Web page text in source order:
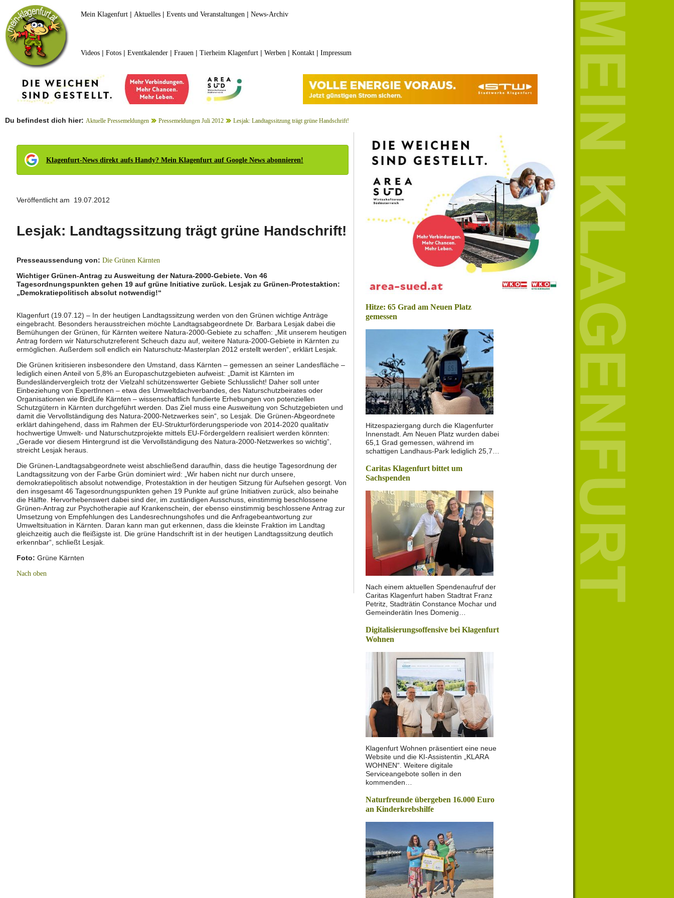
Mein Klagenfurt| Aktuelles| Events und Veranstaltungen | News-Archiv
Videos| Fotos| Eventkalender| Frauen | Tierheim Klagenfurt| Werben | Kontakt| Impressum
Du befindest dich hier: Aktuelle Pressemeldungen Pressemeldungen Juli 2012 Lesjak: Landtagssitzung trägt grüne Handschrift!
Klagenfurt-News direkt aufs Handy? Mein Klagenfurt auf Google News abonnieren!
Veröffentlicht am 19.07.2012
Lesjak: Landtagssitzung trägt grüne Handschrift!
Presseaussendung von: Die Grünen Kärnten
Wichtiger Grünen-Antrag zu Ausweitung der Natura-2000-Gebiete. Von 46
Tagesordnungspunkten gehen 19 auf grüne Initiative zurück. Lesjak zu Grünen-Protestaktion:
„Demokratiepolitisch absolut notwendig!“
Klagenfurt (19.07.12) – In der heutigen Landtagssitzung werden von den Grünen wichtige Anträge
eingebracht. Besonders herausstreichen möchte Landtagsabgeordnete Dr. Barbara Lesjak dabei die
Bemühungen der Grünen, für Kärnten weitere Natura-2000-Gebiete zu schaffen: „Mit unserem heutigen
Antrag fordern wir Naturschutzreferent Scheuch dazu auf, weitere Natura-2000-Gebiete in Kärnten zu
ermöglichen. Außerdem soll endlich ein Naturschutz-Masterplan 2012 erstellt werden“, erklärt Lesjak.
Die Grünen kritisieren insbesondere den Umstand, dass Kärnten – gemessen an seiner Landesfläche –
lediglich einen Anteil von 5,8% an Europaschutzgebieten aufweist: „Damit ist Kärnten im
Bundesländervergleich trotz der Vielzahl schützenswerter Gebiete Schlusslicht! Daher soll unter
Einbeziehung von ExpertInnen – etwa des Umweltdachverbandes, des Naturschutzbeirates oder
Organisationen wie BirdLife Kärnten – wissenschaftlich fundierte Erhebungen von potenziellen
Schutzgütern in Kärnten durchgeführt werden. Das Ziel muss eine Ausweitung von Schutzgebieten und
damit die Vervollständigung des Natura-2000-Netzwerkes sein“, so Lesjak. Die Grünen-Abgeordnete
erklärt dahingehend, dass im Rahmen der EU-Strukturförderungsperiode von 2014-2020 qualitativ
hochwertige Umwelt- und Naturschutzprojekte mittels EU-Fördergeldern realisiert werden könnten:
„Gerade vor diesem Hintergrund ist die Vervollständigung des Natura-2000-Netzwerkes so wichtig“,
streicht Lesjak heraus.
Die Grünen-Landtagsabgeordnete weist abschließend daraufhin, dass die heutige Tagesordnung der
Landtagssitzung von der Farbe Grün dominiert wird: „Wir haben nicht nur durch unsere,
demokratiepolitisch absolut notwendige, Protestaktion in der heutigen Sitzung für Aufsehen gesorgt. Von
den insgesamt 46 Tagesordnungspunkten gehen 19 Punkte auf grüne Initiativen zurück, also beinahe
die Hälfte. Hervorhebenswert dabei sind der, im zuständigen Ausschuss, einstimmig beschlossene
Grünen-Antrag zur Psychotherapie auf Krankenschein, der ebenso einstimmig beschlossene Antrag zur
Umsetzung von Empfehlungen des Landesrechnungshofes und die Anfragebeantwortung zur
Umweltsituation in Kärnten. Daran kann man gut erkennen, dass die kleinste Fraktion im Landtag
gleichzeitig auch die fleißigste ist. Die grüne Handschrift ist in der heutigen Landtagssitzung deutlich
erkennbar“, schließt Lesjak.
Foto: Grüne Kärnten
Nach oben
Hitze: 65 Grad am Neuen Platz
gemessen
Hitzespaziergang durch die Klagenfurter
Innenstadt. Am Neuen Platz wurden dabei
65,1 Grad gemessen, während im
schattigen Landhaus-Park lediglich 25,7…
Caritas Klagenfurt bittet um
Sachspenden
Nach einem aktuellen Spendenaufruf der
Caritas Klagenfurt haben Stadtrat Franz
Petritz, Stadträtin Constance Mochar und
Gemeinderätin Ines Domenig…
Digitalisierungsoffensive bei Klagenfurt
Wohnen
Klagenfurt Wohnen präsentiert eine neue
Website und die KI-Assistentin „KLARA
WOHNEN“. Weitere digitale
Serviceangebote sollen in den
kommenden…
Naturfreunde übergeben 16.000 Euro
an Kinderkrebshilfe